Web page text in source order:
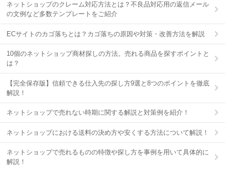
ネットショップのクレーム対応方法とは？不良品対応用の返信メール
の文例など多数テンプレートをご紹介
ECサイトのカゴ落ちとは？カゴ落ちの原因や対策・改善方法を解説
10個のネットショップ商材探しの方法。売れる商品を探すポイントと
は？
【完全保存版】信頼できる仕入先の探し方9選と8つのポイントを徹底
解説！
ネットショップで売れない時期に関する解説と対策例を紹介！
ネットショップにおける送料の決め方や安くする方法について解説！
ネットショップで売れるものの特徴や探し方を事例を用いて具体的に
解説！